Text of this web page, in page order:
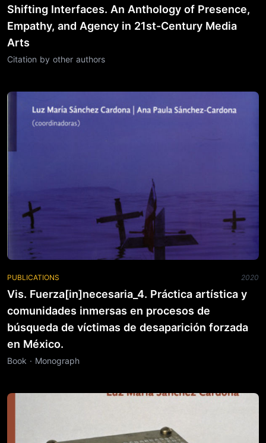
Shifting Interfaces. An Anthology of Presence,
Empathy, and Agency in 21st-Century Media
Arts
Citation by other authors
PUBLICATIONS 2020
Vis. Fuerza[in]necesaria_4. Práctica artística y
comunidades inmersas en procesos de
búsqueda de víctimas de desaparición forzada
en México.
Book · Monograph